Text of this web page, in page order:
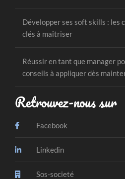
Développer ses soft skills : les
clés à maîtriser
Réussir en tant que manager
conseils à appliquer dès
Retrouvez-nous sur
Facebook
Linkedin
Sos-societé